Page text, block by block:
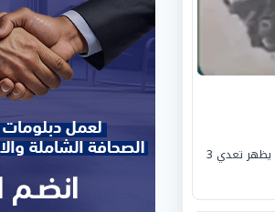
كشفت «الأجهزة الأمنية بوزارة الداخلية» ملابسات مقطع فيديو جرى تداوله عبر مواقع التواصل الاجتماعي، يظهر تعدي 3